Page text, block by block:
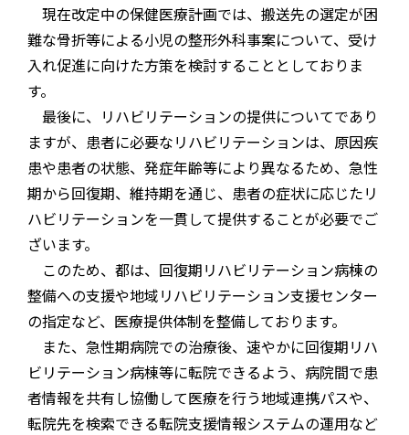
現在改定中の保健医療計画では、搬送先の選定が困
難な骨折等による小児の整形外科事案について、受け
入れ促進に向けた方策を検討することとしておりま
す。
最後に、リハビリテーションの提供についてであり
ますが、患者に必要なリハビリテーションは、原因疾
患や患者の状態、発症年齢等により異なるため、急性
期から回復期、維持期を通じ、患者の症状に応じたリ
ハビリテーションを一貫して提供することが必要でご
ざいます。
このため、都は、回復期リハビリテーション病棟の
整備への支援や地域リハビリテーション支援センター
の指定など、医療提供体制を整備しております。
また、急性期病院での治療後、速やかに回復期リハ
ビリテーション病棟等に転院できるよう、病院間で患
者情報を共有し協働して医療を行う地域連携パスや、
転院先を検索できる転院支援情報システムの運用など